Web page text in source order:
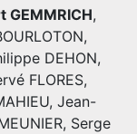
GEMMRICH,
,
DEHON,
FLORES,
, Jean-
, Serge